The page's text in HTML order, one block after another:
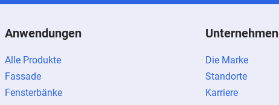
Anwendungen
Alle Produkte
Fassade
Fensterbänke
Unternehmen
Die Marke
Standorte
Karriere